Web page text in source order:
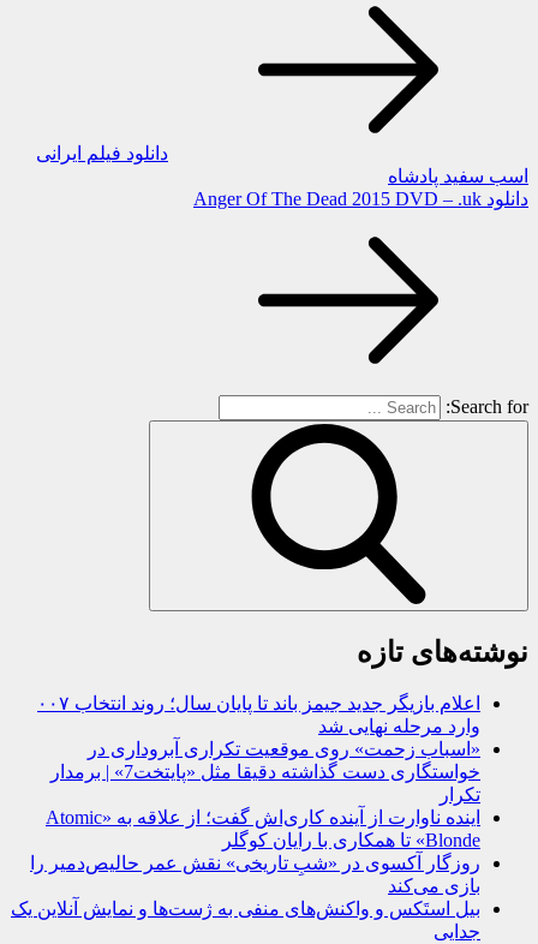
دانلود فیلم ایرانی
اسب سفید پادشاه
دانلود Anger Of The Dead 2015 DVD – .uk
Search for:
نوشته‌های تازه
اعلام بازیگر جدید جیمز باند تا پایان سال؛ روند انتخاب ۰۰۷
وارد مرحله نهایی شد
«اسباب زحمت» روی موقعیت تکراری آبروداری در
خواستگاری دست گذاشته دقیقا مثل «پایتخت7» | برمدار
تکرار
اینده ناوارت از آینده کاری‌اش گفت؛ از علاقه به «Atomic
Blonde» تا همکاری با رایان کوگلر
روزگار آکسوی در «شبِ تاریخی» نقش عمر حالیص‌دمیر را
بازی می‌کند
بیل استَکس و واکنش‌های منفی به ژست‌ها و نمایش آنلاین یک
جدایی